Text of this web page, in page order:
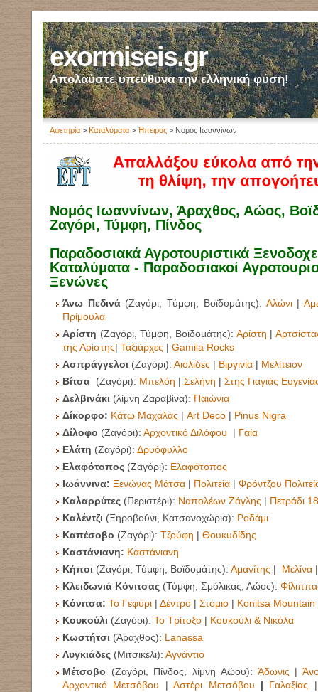
exormiseis.gr
Απολαύστε υπεύθυνα την ελληνική φύση!
Αφετηρία > Καταλύματα > Ήπειρος > Νομός Ιωαννίνων
Νομός Ιωαννίνων, Άραχθος, Αώος,
Ζαγόρι, Τύμφη, Πίνδος
Παραδοσιακά Αγροτουριστικά
Καταλύματα - Παραδοσιακοί
Ξενώνες
Άνω Πεδινά (Ζαγόρι, Τύμφη, Βοϊδομάτης): Αλώνι|
Πρίμουλα
Αρίστη (Ζαγόρι, Τύμφη, Βοϊδομάτης): Αρίστη |
της Αρίστης| Ταξιάρχες | Gamila Rocks
Ασπράγγελοι (Ζαγόρι): Αιολίδες | Βιργινία | Μελίτειον
Βίτσα (Ζαγόρι): Μπελόη | Σελήνη | Στης Γιαγιάς
Δελβινάκι (λίμνη Ζαραβίνα): Παιώνια
Δίκορφο: Κάτω Μαχαλάς | Art Deco | Pinus Nigra
Δίλοφο (Ζαγόρι): Αρχοντικό Διλόφου | Γαία
Ελάτη (Ζαγόρι): Δρυόφυλλο
Ελαφότοπος (Ζαγόρι): Ελαφότοπος
Ιωάννινα: Ξενώνας Μάτσα | Πολιτεία | Φρόντζου
Καλαρρύτες (Περιστέρι): Ναπολέων Ζάγλης | Πετράδι
Καλέντζι (Ξηροβούνι, Κατσανοχώρια): Ροδάμι
Καπέσοβο (Ζαγόρι): Τζούφη | Θουκυδίδης
Καστάνιανη: Καστάνιανη
Κήποι (Ζαγόρι, Τύμφη, Βοϊδομάτης): Αμανίτης | Μελίνα
Κλειδωνιά Κόνιτσας (Τύμφη, Σμόλικας, Αώος):
Κόνιτσα: Το Γεφύρι | Δέντρο | Στόμιο | Konitsa Mountain
Κουκούλι (Ζαγόρι): Το Τρίτοξο | Κουκούλι & Νικόλα
Κωστήτσι (Άραχθος): Lanassa
Λυγκιάδες (Μιτσικέλι): Αγνάντιο
Μέτσοβο (Ζαγόρι, Πίνδος, λίμνη Αώου): Άδωνις |
Αρχοντικό Μετσόβου |Αστέρι Μετσόβου | Γαλαξίας